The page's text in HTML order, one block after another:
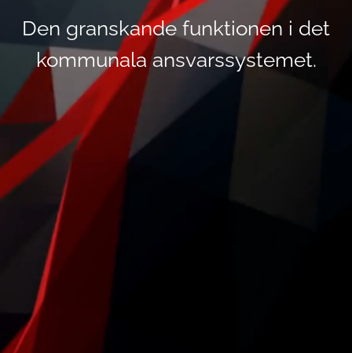
Den granskande funktionen i det
kommunala ansvarssystemet.